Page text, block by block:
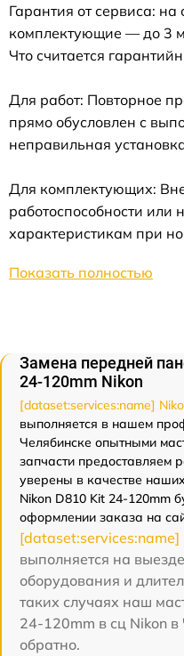
Гарантия от сервиса:
комплектующие — до 3
Что считается
Для работ: Повторное
прямо обусловлен с
неправильная
Для комплектующих:
работоспособности или
характеристикам при
Показать полностью
Замена передней
24-120mm Nikon
[dataset:services:name]
выполняется в нашем
Челябинске опытными
запчасти
уверены в качестве
Nikon D810 Kit 24-120mm
оформлении заказа на
выполняется на
оборудования и
таких случаях наш
24-120mm в сц Nikon в
обратно.